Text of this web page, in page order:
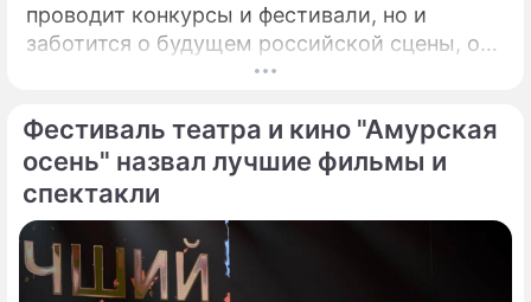
проводит конкурсы и фестивали, но и
заботится о будущем российской сцены, о
том, кто будет петь завтра. Именно для
"Детская Новая волна". Его задачи –
предоставлять юным артистам
возможность заявить о своём вокальном
открывать слушателям новые имена
талантливых исполнителей из разных
Фестиваль театра и кино "Амурская
осень" назвал лучшие фильмы и
спектакли